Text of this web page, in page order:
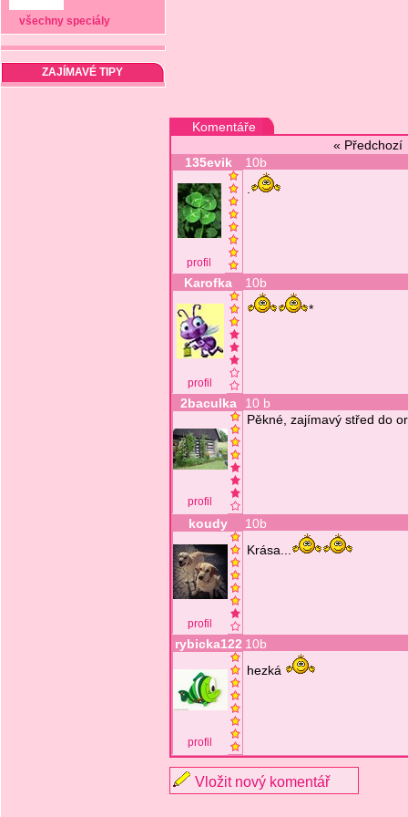
všechny speciály
ZAJÍMAVÉ TIPY
Komentáře
«
135evik
10b
profil
Karofka 10b
profil
*
2baculka 10 b
profil
Pěkné, zajímavý střed do
koudy 10b
profil
Krása...
rybicka122 10b
profil
hezká
Vložit nový komentář